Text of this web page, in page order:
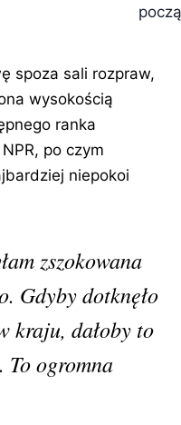
spoza sali rozpraw,
wysokością
ranka
po czym
niepokoi
zszokowana
Gdyby dotknęło
kraju, dałoby to
ogromna